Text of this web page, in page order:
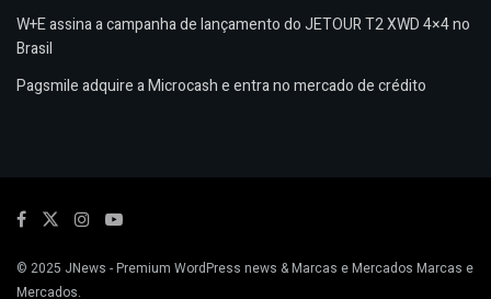
W+E assina a campanha de lançamento do JETOUR T2 XWD 4×4 no
Brasil
Pagsmile adquire a Microcash e entra no mercado de crédito
© 2025 JNews - Premium WordPress news & Marcas e Mercados Marcas e
Mercados.